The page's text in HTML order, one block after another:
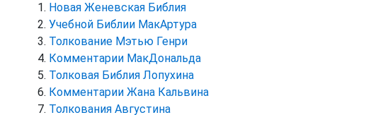
Новая Женевская Библия
Учебной Библии МакАртура
Толкование Мэтью Генри
Комментарии МакДональда
Толковая Библия Лопухина
Комментарии Жана Кальвина
Толкования Августина